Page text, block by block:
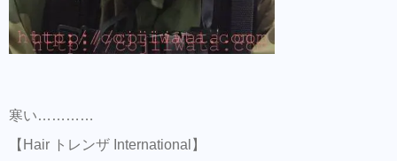
寒い…………
【Hair トレンザ International】